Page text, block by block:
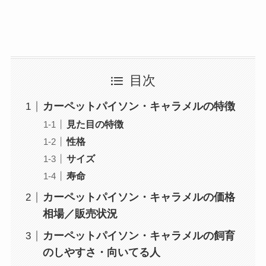
目次
カーペットパイソン・キャラメルの特徴
見た目の特徴
性格
サイズ
寿命
カーペットパイソン・キャラメルの価格
相場／販売状況
カーペットパイソン・キャラメルの飼育
のしやすさ・向いてる人